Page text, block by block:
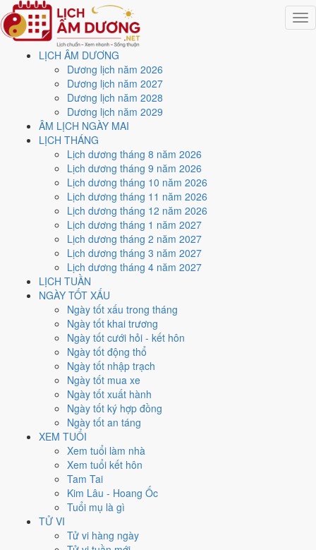
LỊCH ÂM DƯƠNG
Dương lịch năm 2026
Dương lịch năm 2027
Dương lịch năm 2028
Dương lịch năm 2029
ÂM LỊCH NGÀY MAI
LỊCH THÁNG
Lịch dương tháng 8 năm 2026
Lịch dương tháng 9 năm 2026
Lịch dương tháng 10 năm 2026
Lịch dương tháng 11 năm 2026
Lịch dương tháng 12 năm 2026
Lịch dương tháng 1 năm 2027
Lịch dương tháng 2 năm 2027
Lịch dương tháng 3 năm 2027
Lịch dương tháng 4 năm 2027
LỊCH TUẦN
NGÀY TỐT XẤU
Ngày tốt xấu trong tháng
Ngày tốt khai trương
Ngày tốt cưới hỏi - kết hôn
Ngày tốt động thổ
Ngày tốt nhập trạch
Ngày tốt mua xe
Ngày tốt xuất hành
Ngày tốt ký hợp đồng
Ngày tốt an táng
XEM TUỔI
Xem tuổi làm nhà
Xem tuổi kết hôn
Tam Tai
Kim Lâu - Hoang Ốc
Tuổi mụ là gì
TỬ VI
Tử vi hàng ngày
Trang chủ
Lịch năm 2021
Tháng 12/2021
Ngày 18/12/2021 (Canh Tý)
Xem ngày18/12/2021
dương lịch - Ngày 15/11 âm
lịch (Canh Tý) tốt hay xấu?
Ngày 18/12/2021 dương lịch (Thứ Bảy) là ngày 15/11/2021 âm
, tức ngày Canh Tý- Can sinh Chi, Trực Kiến, Sao Đê, nạp âm
Bích Thượng Thổ. Tổng hòa, đây làNgày Bình Hòa
cho các việc quan trọng. Giờ Hoàng Đạo trong ngày:
Sửu, Mão, Ngọ, Thân, Dậu
Ngày Dương
Tháng 12 năm 2021
Tháng 11 âm năm 2021
Tiết Đại Tuyết
Bính Tý
Tân Sửu
Ngày Canh Tý có TrựcKiến(ngày khởi sự, mở đầu) nhưng gặp Sao